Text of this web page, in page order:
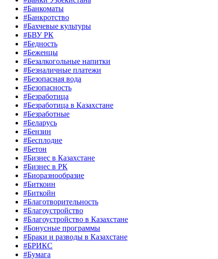
#Банкоматы
#Банкротство
#Бахчевые культуры
#БВУ РК
#Бедность
#Беженцы
#Безалкогольные напитки
#Безналичные платежи
#Безопасная вода
#Безопасность
#Безработица
#Безработица в Казахстане
#Безработные
#Беларусь
#Бензин
#Бесплодие
#Бетон
#Бизнес в Казахстане
#Бизнес в РК
#Биоразнообразие
#Биткоин
#Биткойн
#Благотворительность
#Благоустройство
#Благоустройство в Казахстане
#Бонусные программы
#Браки и разводы в Казахстане
#БРИКС
#Бумага